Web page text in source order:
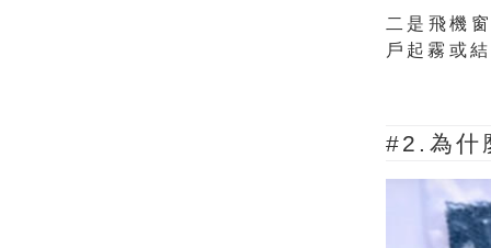
二是飛機
戶起霧或
#2.為什